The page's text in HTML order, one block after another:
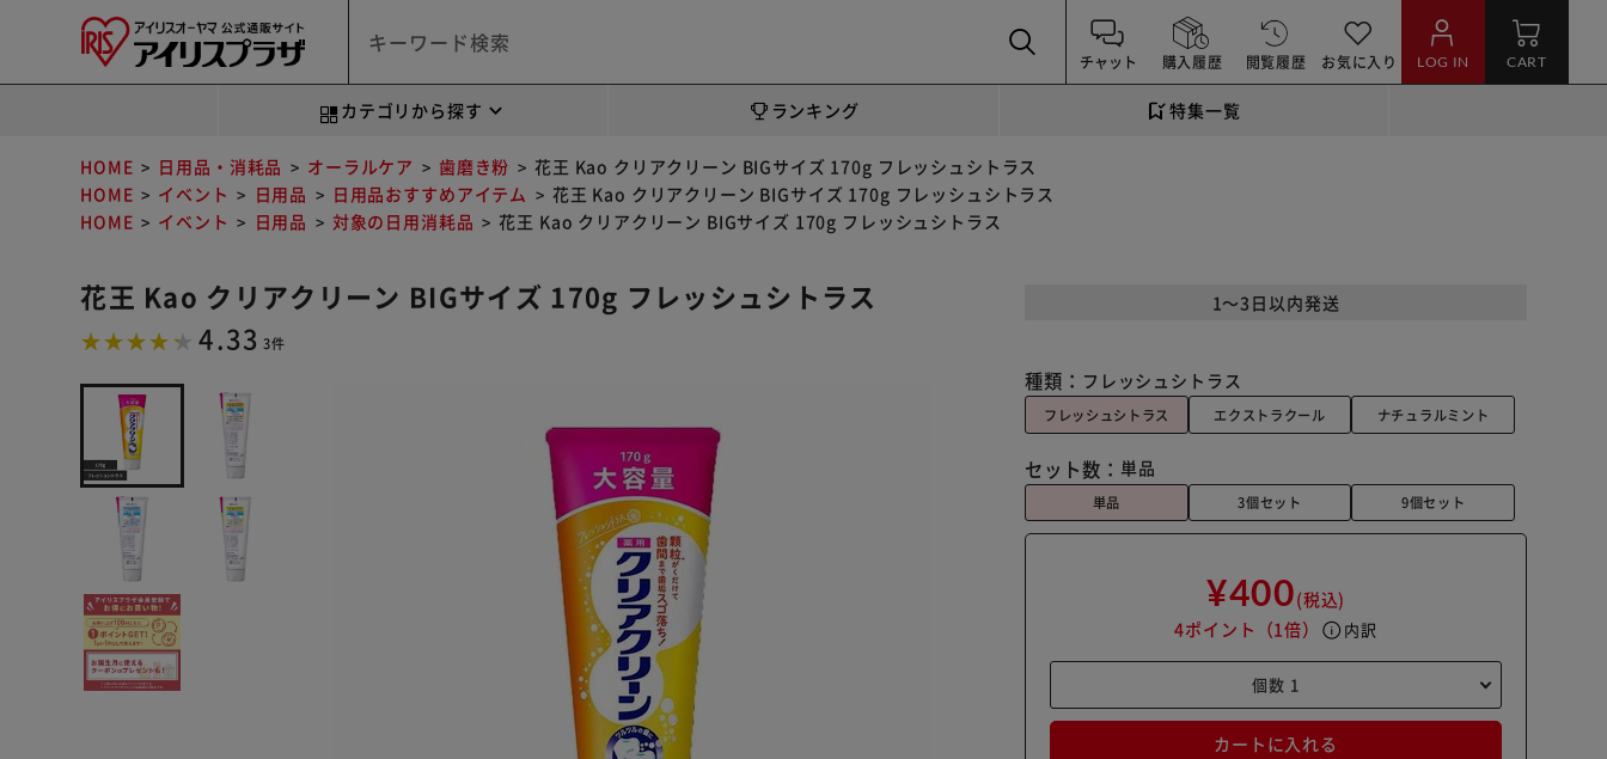
チャット 購入履歴 閲覧履歴 お気に入り LOG IN CART
カテゴリから探す ランキング 特集一覧
HOME 日用品・消耗品 オーラルケア 歯磨き粉
花王 Kao クリアクリーン BIGサイズ 170g フレッシュシトラス
HOME
イベント 日用品 日用品おすすめアイテム
花王 Kao クリアクリーン BIGサイズ 170g フレッシュシトラス
HOME
イベント 日用品 対象の日用消耗品 花王 Kao クリアクリーン BIGサイズ 170g フレッシュシトラス
花王 Kao クリアクリーン BIGサイズ 170g フレッシュシトラス
4.33 3件
1～3日以内発送
種類： フレッシュシトラス
フレッシュシトラス エクストラクール ナチュラルミント
セット数： 単品
単品 3個セット 9個セット
¥400(税込)
4ポイント （1倍） info 内訳
カートに入れる